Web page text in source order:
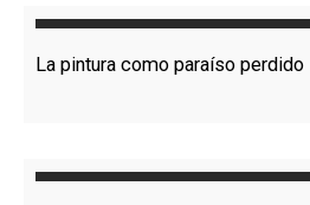
La pintura como paraíso perdido